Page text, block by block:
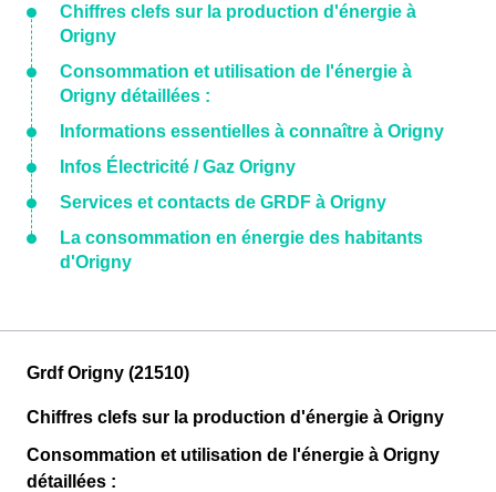
Chiffres clefs sur la production d'énergie à
Origny
Consommation et utilisation de l'énergie à
Origny détaillées :
Informations essentielles à connaître à Origny
Infos Électricité / Gaz Origny
Services et contacts de GRDF à Origny
La consommation en énergie des habitants
d'Origny
Grdf Origny (21510)
Chiffres clefs sur la production d'énergie à Origny
Consommation et utilisation de l'énergie à Origny
détaillées :